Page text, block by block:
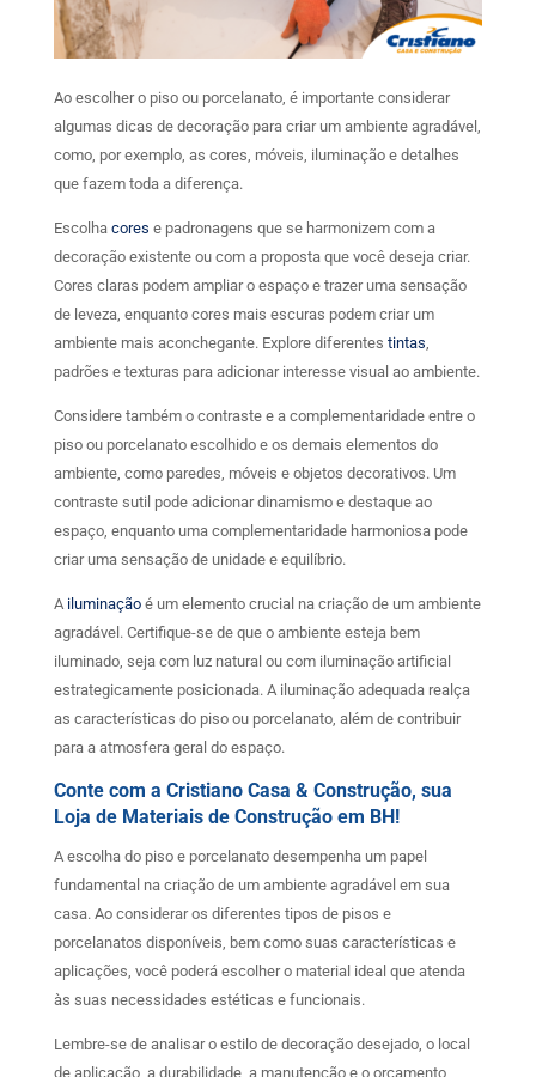
Ao escolher o piso ou porcelanato, é importante considerar
algumas dicas de decoração para criar um ambiente agradável,
como, por exemplo, as cores, móveis, iluminação e detalhes
que fazem toda a diferença.
Escolha cores e padronagens que se harmonizem com a
decoração existente ou com a proposta que você deseja criar.
Cores claras podem ampliar o espaço e trazer uma sensação
de leveza, enquanto cores mais escuras podem criar um
ambiente mais aconchegante. Explore diferentes tintas
padrões e texturas para adicionar interesse visual ao ambiente.
Considere também o contraste e a complementaridade entre o
piso ou porcelanato escolhido e os demais elementos do
ambiente, como paredes, móveis e objetos decorativos. Um
contraste sutil pode adicionar dinamismo e destaque ao
espaço, enquanto uma complementaridade harmoniosa pode
criar uma sensação de unidade e equilíbrio.
A iluminaçãoé um elemento crucial na criação de um ambiente
agradável. Certifique-se de que o ambiente esteja bem
iluminado, seja com luz natural ou com iluminação artificial
estrategicamente posicionada. A iluminação adequada realça
as características do piso ou porcelanato, além de contribuir
para a atmosfera geral do espaço.
Conte com a Cristiano Casa & Construção, sua
Loja de Materiais de Construção em BH!
A escolha do piso e porcelanato desempenha um papel
fundamental na criação de um ambiente agradável em sua
casa. Ao considerar os diferentes tipos de pisos e
porcelanatos disponíveis, bem como suas características e
aplicações, você poderá escolher o material ideal que atenda
às suas necessidades estéticas e funcionais.
Lembre-se de analisar o estilo de decoração desejado, o local
de aplicação, a durabilidade, a manutenção e o orçamento